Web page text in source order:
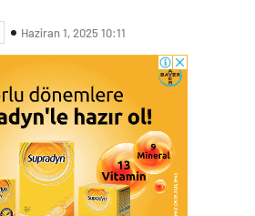
Haziran 1, 2025 10:11